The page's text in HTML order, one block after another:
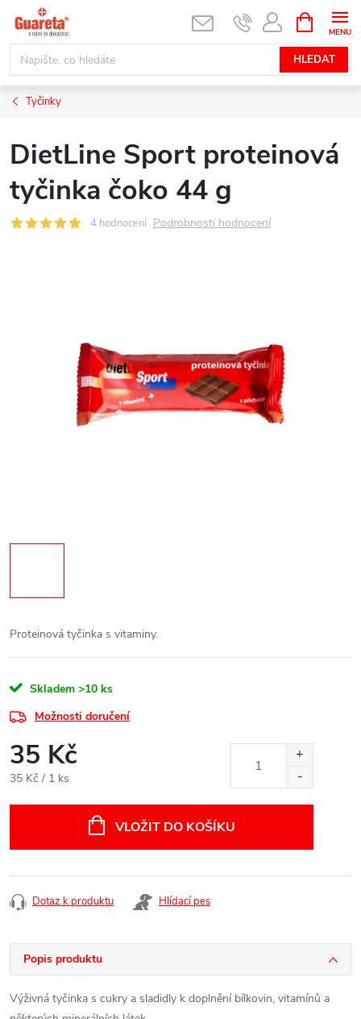
obsah
HLEDAT
NÁKUPNÍ
KOŠÍK
Tyčinky
DietLine Sport proteinová
tyčinka čoko 44 g
4 hodnocení Podrobnosti hodnocení
Proteinová tyčinka s vitaminy.
Skladem >10 ks
Možnosti doručení
35 Kč
Měrná
35 Kč / 1 ks
VLOŽIT DO KOŠÍKU
Dotaz k produktu Hlídací pes
Popis produktu
Výživná tyčinka s cukry a sladidly k doplnění bílkovin, vitamínů a